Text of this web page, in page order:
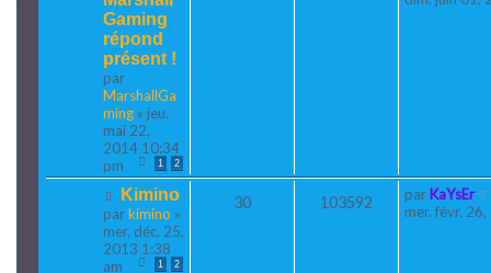
Gaming
répond
présent !
par
MarshallGa
ming » jeu.
mai 22,
2014 10:34
pm
1 2
Kimino
parkimino »
mer. déc. 25,
2013 1:38
am
1 2
30 103592 par KaYsEr
mer. févr.